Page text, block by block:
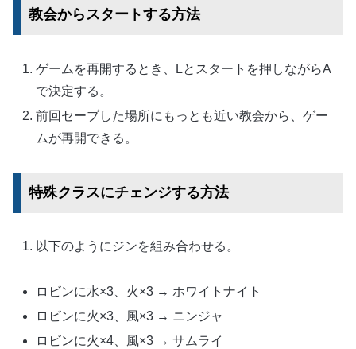
教会からスタートする方法
ゲームを再開するとき、Lとスタートを押しながらA
で決定する。
前回セーブした場所にもっとも近い教会から、ゲー
ムが再開できる。
特殊クラスにチェンジする方法
以下のようにジンを組み合わせる。
ロビンに水×3、火×3 → ホワイトナイト
ロビンに火×3、風×3 → ニンジャ
ロビンに火×4、風×3 → サムライ